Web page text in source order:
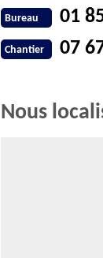
Bureau 01
Chantier 07
Nous